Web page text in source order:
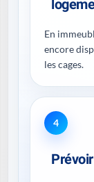
En
encore
les cages.
4